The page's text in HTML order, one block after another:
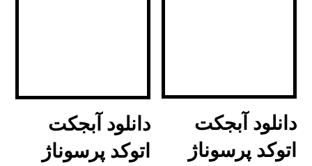
دانلود آبجکت
اتوکد پرسوناژ
دانلود آبجکت
اتوکد پرسوناژ